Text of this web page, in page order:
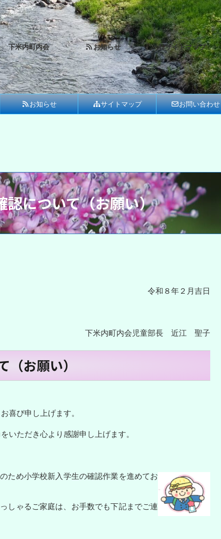
下米内町内会 お知らせ サイトマップ
お知らせ サイトマップ お問い合わせ
について（お願い）
令和８年２月吉日
下米内町内会児童部長 近江 聖子
お願い）
喜び申し上げます。
いただき心より感謝申し上げます。
ため小学校新入学生の確認作業を進めてお
しゃるご家庭は、お手数でも下記までご連